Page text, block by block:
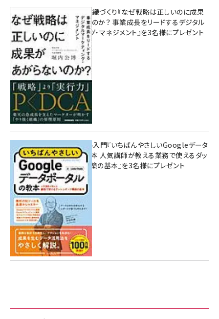
成果を生む組織づくり『なぜ戦略は正しいのに成果
があがらないのか？ 事業成長をリードするデジタル
マーケティング・マネジメント』を3名様にプレゼント
8月7日 10:00
無料BIツール入門『いちばんやさしいGoogleデータ
ポータルの教本 人気講師が教える業務で使えるダッ
シュボード構築の基本』を3名様にプレゼント
7月31日 10:00